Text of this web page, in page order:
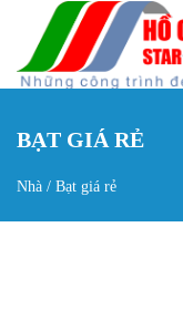
Nhảy đến nội dung
BẠT GIÁ RẺ
Nhà / Bạt giá rẻ